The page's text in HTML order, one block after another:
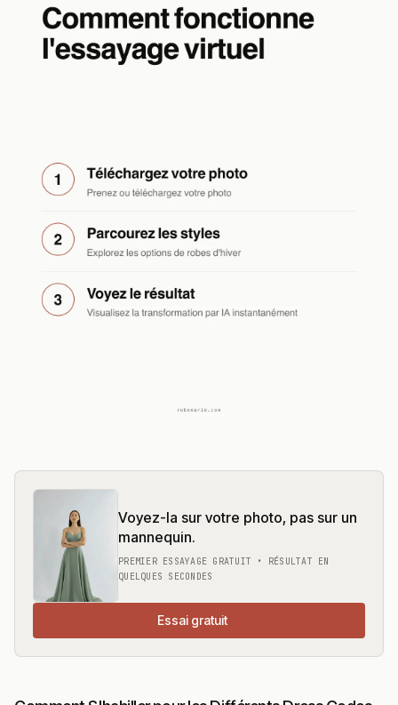
Voyez-la sur votre photo, pas sur un
mannequin.
PREMIER ESSAYAGE GRATUIT • RÉSULTAT EN
QUELQUES SECONDES
Essai gratuit